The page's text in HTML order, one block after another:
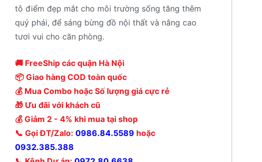
tô điểm đẹp mắt cho môi trường sống tăng thêm
quý phái, để sáng bừng đồ nội thất và nâng cao
tươi vui cho căn phòng.
🚚 FreeShip các quận Hà Nội
📦 Giao hàng COD toàn quốc
💰 Mua Combo hoặc Số lượng giá cực rẻ
🎁 Ưu đãi với khách cũ
💰 Giảm 2 - 4% khi mua tại shop
📞 Gọi ĐT/Zalo: 0986.84.5589 hoặc
0932.385.388